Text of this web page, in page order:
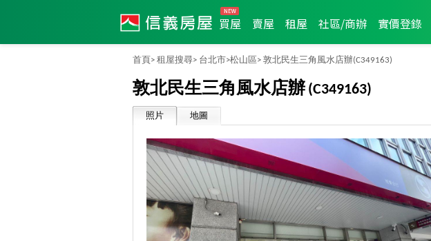
買屋 賣屋 租屋 社區/商辦 實價登錄
首頁> 租屋搜尋> 台北市>松山區> 敦北民生三角風水店辦(C349163)
敦北民生三角風水店辦 (C349163)
照片 地圖